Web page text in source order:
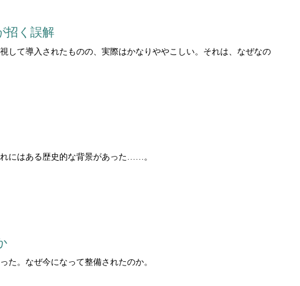
招く誤解
して導入されたものの、実際はかなりややこしい。それは、なぜなの
にはある歴史的な背景があった……。
た。なぜ今になって整備されたのか。